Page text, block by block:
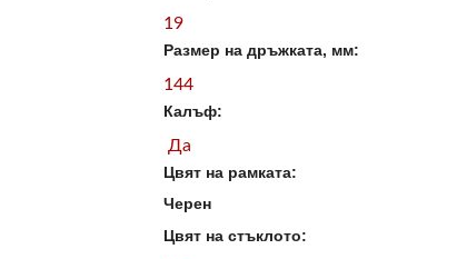
19
Размер на дръжката, мм:
144
Калъф:
Да
Цвят на рамката:
Черен
Цвят на стъклото: